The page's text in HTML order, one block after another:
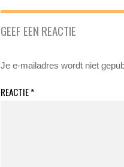
GEEF EEN REACTIE
Je e-mailadres wordt niet
REACTIE*